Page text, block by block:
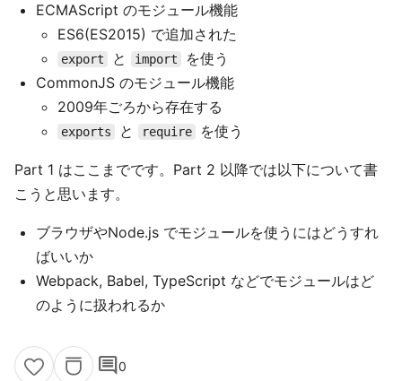
ECMAScript のモジュール機能
ES6(ES2015) で追加された
export と import
を使う
CommonJS のモジュール機能
2009年ごろから存在する
exports と require を使う
Part 1 はここまでです。Part 2 以降では以下について書
こうと思います。
ブラウザやNode.js でモジュールを使うにはどうすれ
ばいいか
Webpack, Babel, TypeScript などでモジュールはど
のように扱われるか
comment0